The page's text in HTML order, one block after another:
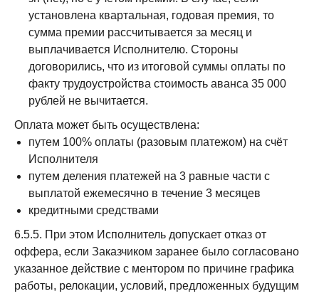
установлена квартальная, годовая премия, то
сумма премии рассчитывается за месяц и
выплачивается Исполнителю. Стороны
договорились, что из итоговой суммы оплаты по
факту трудоустройства стоимость аванса 35 000
рублей не вычитается.
Оплата может быть осуществлена:
путем 100% оплаты (разовым платежом) на счёт
Исполнителя
путем деления платежей на 3 равные части с
выплатой ежемесячно в течение 3 месяцев
кредитными средствами
6.5.5. При этом Исполнитель допускает отказ от
оффера, если Заказчиком заранее было согласовано
указанное действие с ментором по причине графика
работы, релокации, условий, предложенных будущим